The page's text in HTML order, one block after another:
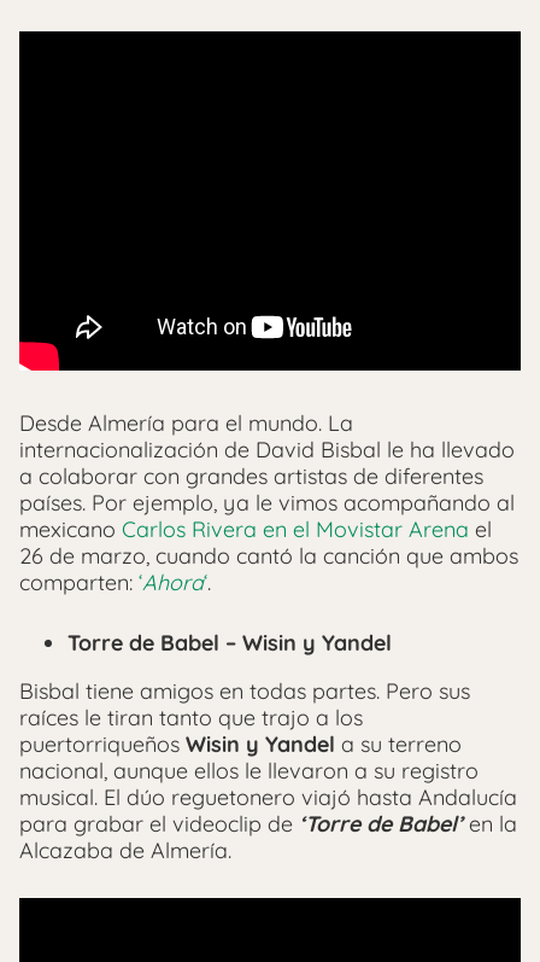
Desde Almería para el mundo. La
internacionalización de David Bisbal le ha llevado
a colaborar con grandes artistas de diferentes
países. Por ejemplo, ya le vimos acompañando al
mexicano Carlos Rivera en el Movistar Arena el
26 de marzo, cuando cantó la canción que ambos
comparten: ‘Ahora‘.
Torre de Babel – Wisin y Yandel
Bisbal tiene amigos en todas partes. Pero sus
raíces le tiran tanto que trajo a los
puertorriqueños Wisin y Yandel a su terreno
nacional, aunque ellos le llevaron a su registro
musical. El dúo reguetonero viajó hasta Andalucía
para grabar el videoclip de ‘Torre de Babel’en la
Alcazaba de Almería.